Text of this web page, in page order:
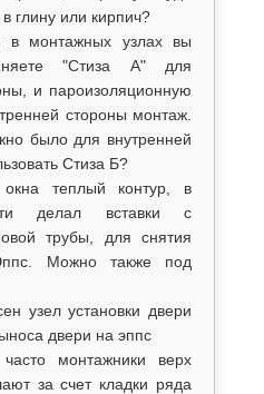
глину или кирпич?
в монтажных узлах вы
"Стиза А" для
и пароизоляционную
стороны монтаж.
было для внутренней
Стиза Б?
теплый контур, в
делал вставки с
трубы, для снятия
Можно также под
узел установки двери
двери на эппс
монтажники верх
за счет кладки ряда